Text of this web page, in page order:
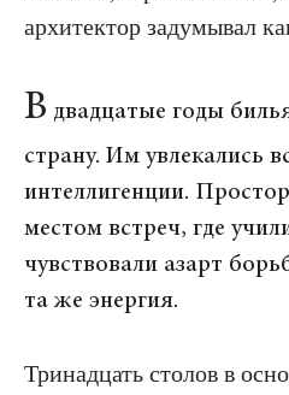
архитектор задумывал
В двадцатые годы
страну. Им увлекались
интеллигенции.
местом встреч, где
чувствовали азарт
та же энергия.
Тринадцать столов в